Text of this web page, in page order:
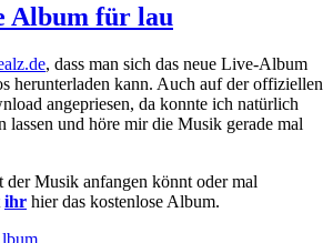
Album für lau
, dass man sich das neue Live-Album
herunterladen kann. Auch auf der offiziellen
angepriesen, da konnte ich natürlich
lassen und höre mir die Musik gerade mal
Musik anfangen könnt oder mal
ihr hier das kostenlose Album.